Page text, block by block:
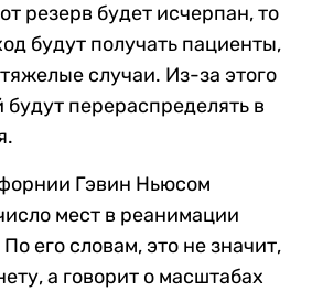
резерв будет исчерпан, то
будут получать пациенты,
случаи. Из-за этого
перераспределять в
Гэвин Ньюсом
мест в реанимации
его словам, это не значит,
а говорит о масштабах